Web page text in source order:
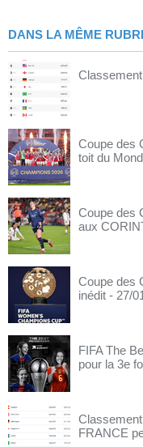
DANS LA MÊME
Coupe des
toit du
Coupe des
aux
Coupe des
inédit - 27/
FIFA The
pour la 3e
FRANCE